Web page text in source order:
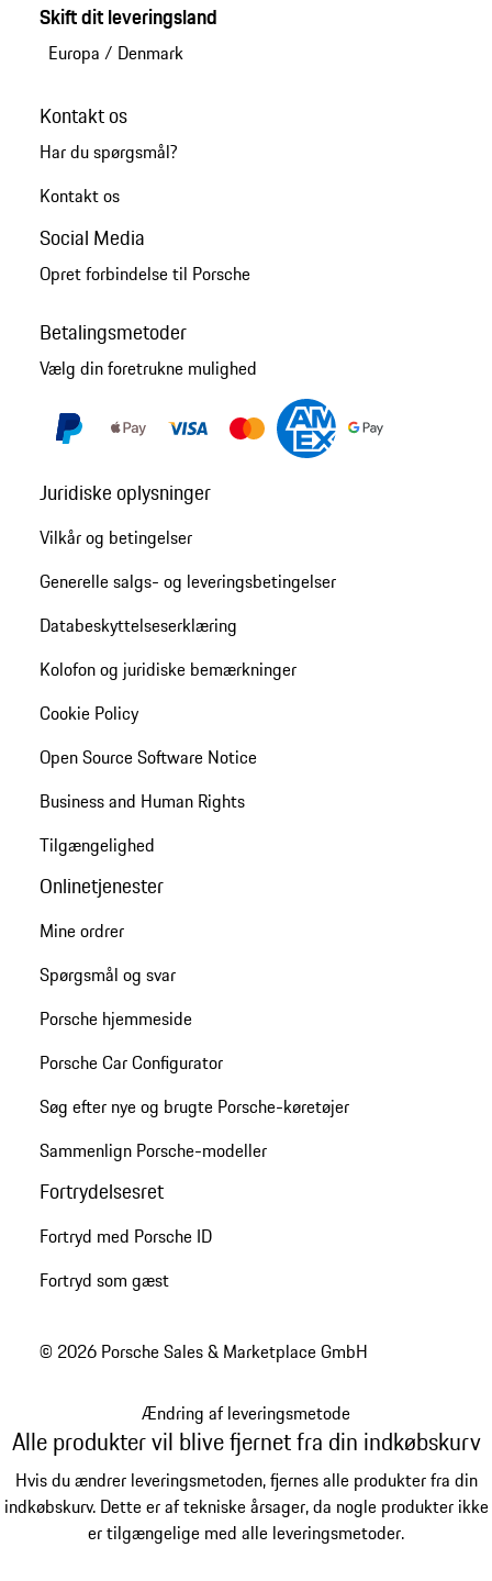
Skift dit leveringsland
Europa / Denmark
Kontakt os
Har du spørgsmål?
Kontakt os
Social Media
Opret forbindelse til Porsche
Betalingsmetoder
Vælg din foretrukne mulighed
Juridiske oplysninger
Vilkår og betingelser
Generelle salgs- og leveringsbetingelser
Databeskyttelseserklæring
Kolofon og juridiske bemærkninger
Cookie Policy
Open Source Software Notice
Business and Human Rights
Tilgængelighed
Onlinetjenester
Mine ordrer
Spørgsmål og svar
Porsche hjemmeside
Porsche Car Configurator
Søg efter nye og brugte Porsche-køretøjer
Sammenlign Porsche-modeller
Fortrydelsesret
Fortryd med Porsche ID
Fortryd som gæst
© 2026 Porsche Sales & Marketplace GmbH
Ændring af leveringsmetode
Alle produkter vil blive fjernet fra din indkøbskurv
Hvis du ændrer leveringsmetoden, fjernes alle produkter fra din
indkøbskurv. Dette er af tekniske årsager, da nogle produkter ikke
er tilgængelige med alle leveringsmetoder.